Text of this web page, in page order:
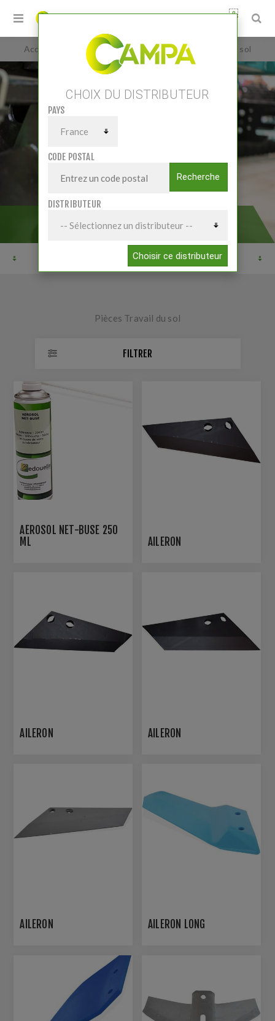
0
Accueil Pièces et accessoires Pièces Travail du sol
PIÈCES TRAVAIL DU SOL
SELECT SUBCATEGORY
Pièces Travail du sol
FILTRER
AÉROSOL NET-BUSE 250
ML
AILERON
AILERON AILERON
AILERON AILERON LONG
CHOIX DU DISTRIBUTEUR
PAYS
CODE POSTAL
Recherche
DISTRIBUTEUR
Choisir ce distributeur